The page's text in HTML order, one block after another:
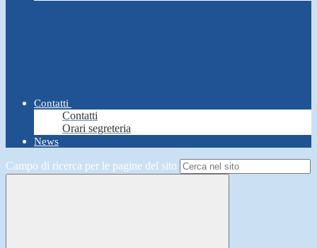
Contatti
Contatti
Orari segreteria
News
Campo di ricerca per le pagine del sito